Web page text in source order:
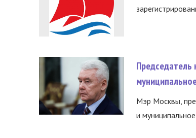
Председатель
Мэр Москвы,
и